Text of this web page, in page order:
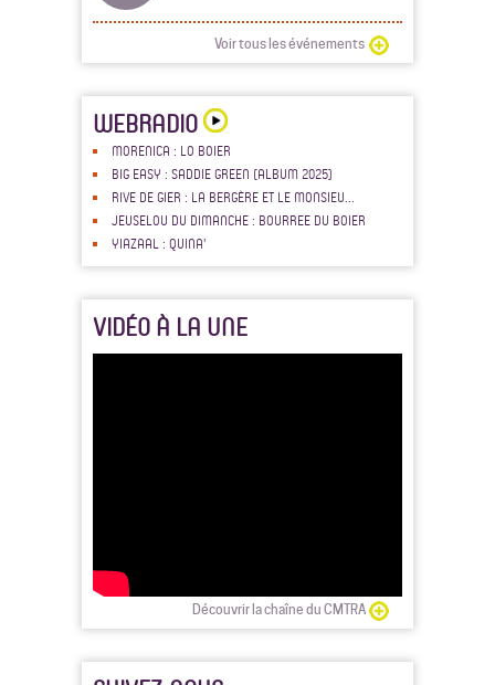
Voir tous les événements
WEBRADIO
MORENICA : LO BOIER
BIG EASY : SADDIE GREEN (ALBUM 2025)
RIVE DE GIER : LA BERGÈRE ET LE MONSIEU...
JEUSELOU DU DIMANCHE : BOURREE DU BOIER
YIAZAAL : QUINA'
VIDÉO À LA UNE
Découvrir la chaîne du CMTRA